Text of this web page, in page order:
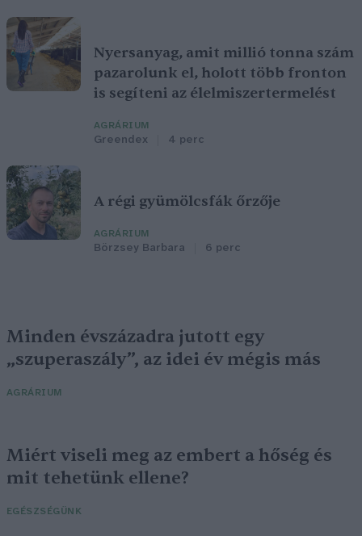
Nyersanyag, amit millió tonna szám
pazarolunk el, holott több fronton
is segíteni az élelmiszertermelést
AGRÁRIUM
Greendex 4 perc
A régi gyümölcsfák őrzője
AGRÁRIUM
Börzsey Barbara 6 perc
Minden évszázadra jutott egy
„szuperaszály”, az idei év mégis más
AGRÁRIUM
Miért viseli meg az embert a hőség és
mit tehetünk ellene?
EGÉSZSÉGÜNK